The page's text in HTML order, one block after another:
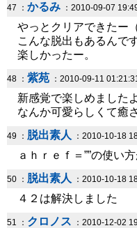
47 ： かるみ ：2010-09-07
やっとクリアできたー
こんな脱出もあるんで
楽しかったー。
48 ： 紫苑 ：2010-09-11
新感覚で楽しめました
なんか可愛らしくて癒
49 ： 脱出素人 ：2010-10-18
ａｈｒｅｆ＝””の使い
50 ： 脱出素人 ：2010-10-18
４２は解決しました
51 ： クロノス ：2010-12-02